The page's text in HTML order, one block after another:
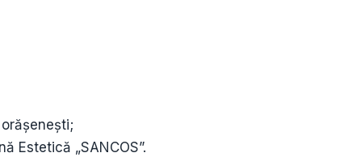
Estetică „SANCOS”.